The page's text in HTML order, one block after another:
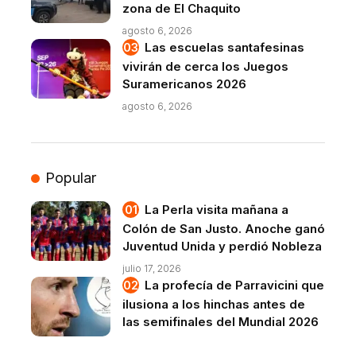
zona de El Chaquito
agosto 6, 2026
Las escuelas santafesinas
vivirán de cerca los Juegos
Suramericanos 2026
agosto 6, 2026
Popular
La Perla visita mañana a
Colón de San Justo. Anoche ganó
Juventud Unida y perdió Nobleza
julio 17, 2026
La profecía de Parravicini que
ilusiona a los hinchas antes de
las semifinales del Mundial 2026